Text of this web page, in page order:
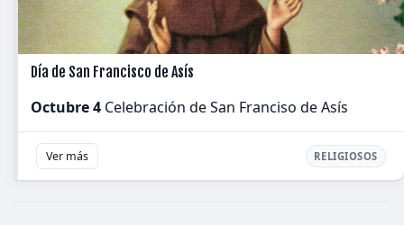
Día de San Francisco de Asís
Octubre 4 Celebración de San Franciso de Asís
Ver más RELIGIOSOS